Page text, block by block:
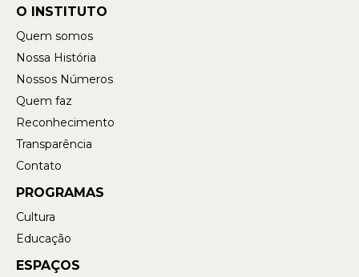
O INSTITUTO
Quem somos
Nossa História
Nossos Números
Quem faz
Reconhecimento
Transparência
Contato
PROGRAMAS
Cultura
Educação
ESPAÇOS